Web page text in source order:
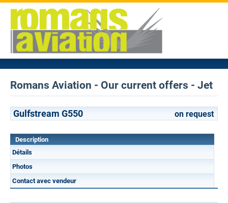
Romans Aviation - Our current offers - Jet
Gulfstream G550 on request
Description
Détails
Photos
Contact avec vendeur